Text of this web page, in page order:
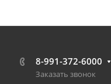
8-991-372-6000
Заказать звонок